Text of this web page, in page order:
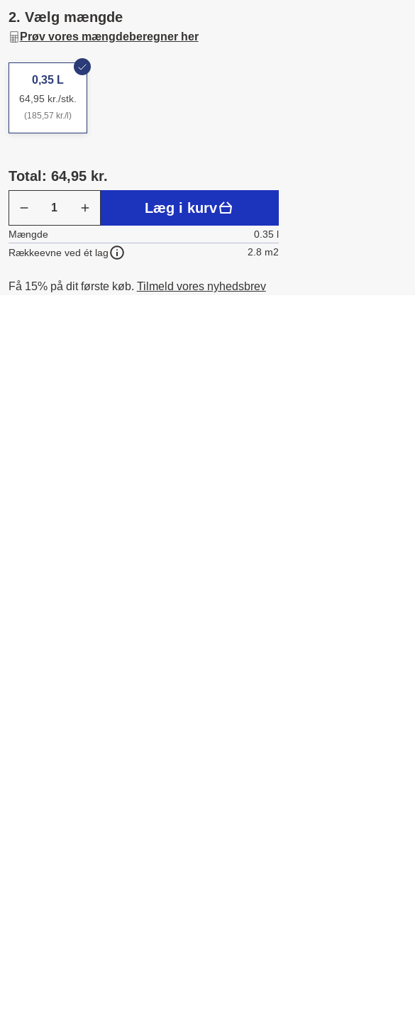
2. Vælg mængde
Prøv vores mængdeberegner her
0,35 L
64,95 kr./stk.
(185,57 kr./l)
Total: 64,95 kr.
Læg i kurv
Mængde
0.35 l
Rækkeevne ved ét lag
2.8 m2
Få 15% på dit første køb. Tilmeld vores nyhedsbrev